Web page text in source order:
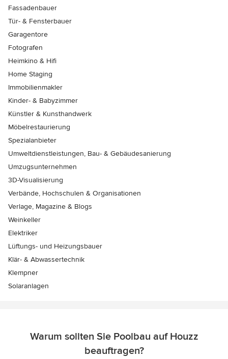
Fassadenbauer
Tür- & Fensterbauer
Garagentore
Fotografen
Heimkino & Hifi
Home Staging
Immobilienmakler
Kinder- & Babyzimmer
Künstler & Kunsthandwerk
Möbelrestaurierung
Spezialanbieter
Umweltdienstleistungen, Bau- & Gebäudesanierung
Umzugsunternehmen
3D-Visualisierung
Verbände, Hochschulen & Organisationen
Verlage, Magazine & Blogs
Weinkeller
Elektriker
Lüftungs- und Heizungsbauer
Klär- & Abwassertechnik
Klempner
Solaranlagen
Warum sollten Sie Poolbau auf Houzz
beauftragen?